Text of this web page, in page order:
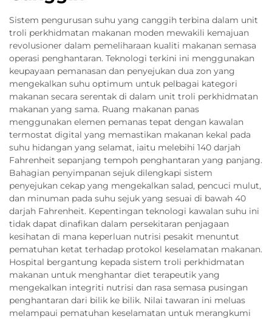
Sistem pengurusan suhu yang canggih terbina dalam unit
troli perkhidmatan makanan moden mewakili kemajuan
revolusioner dalam pemeliharaan kualiti makanan semasa
operasi penghantaran. Teknologi terkini ini menggunakan
keupayaan pemanasan dan penyejukan dua zon yang
mengekalkan suhu optimum untuk pelbagai kategori
makanan secara serentak di dalam unit troli perkhidmatan
makanan yang sama. Ruang makanan panas
menggunakan elemen pemanas tepat dengan kawalan
termostat digital yang memastikan makanan kekal pada
suhu hidangan yang selamat, iaitu melebihi 140 darjah
Fahrenheit sepanjang tempoh penghantaran yang panjang.
Bahagian penyimpanan sejuk dilengkapi sistem
penyejukan cekap yang mengekalkan salad, pencuci mulut,
dan minuman pada suhu sejuk yang sesuai di bawah 40
darjah Fahrenheit. Kepentingan teknologi kawalan suhu ini
tidak dapat dinafikan dalam persekitaran penjagaan
kesihatan di mana keperluan nutrisi pesakit menuntut
pematuhan ketat terhadap protokol keselamatan makanan.
Hospital bergantung kepada sistem troli perkhidmatan
makanan untuk menghantar diet terapeutik yang
mengekalkan integriti nutrisi dan rasa semasa pusingan
penghantaran dari bilik ke bilik. Nilai tawaran ini meluas
melampaui pematuhan keselamatan untuk merangkumi